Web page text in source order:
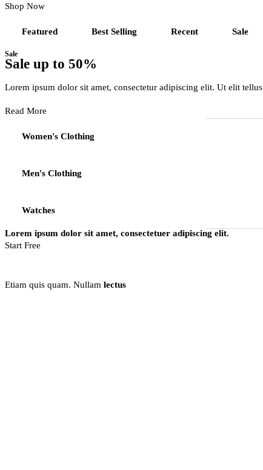
Shop Now
Featured Best Selling Recent Sale
Sale
Sale up to 50%
Lorem ipsum dolor sit amet, consectetur adipiscing elit. Ut elit
Read More
Women's Clothing
Men's Clothing
Watches
Lorem ipsum dolor sit amet, consectetuer adipiscing elit.
Start Free
Etiam quis quam. Nullam lectus